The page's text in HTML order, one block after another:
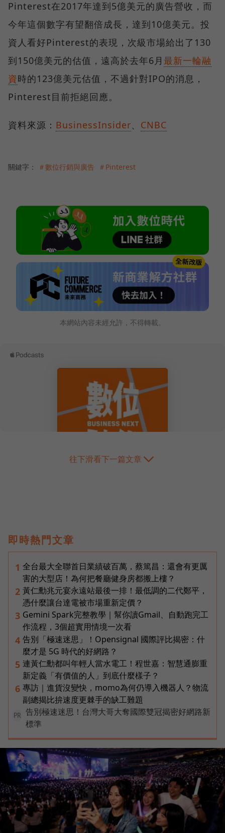
Pinterest在2017年達到5億美元的廣告營收，而
今年這個數字有望翻倍成長，達到10億美元。投
資人看好Pinterest的表現，次級市場給出了130
到150億美元的估值，遠高於去年6月 最新一輪融
資時的123億美元估值，不過針對IPO的消息，
Pinterest目前拒絕回應。
資料來源： BusinessInsider CNBC
關鍵字： ＃數位行銷與廣告 ＃Pinterest
本網站內容未經允許，不得轉載。
往下滑看下一篇文章
即時熱門文章
1 全台最大全聯首日業績破百萬，蔡篤昌：還會有更厲
害的大型店！為何把餐廳健身房都搬上樓？
2 黃仁勳兆元宴永遠站最後一排！最低調的二代鄭平，
憑什麼讓台達電被市場重新定價？
3 Gemini Spark完整教學｜幫你讀Gmail、自動跑完工
作流程，3個超實用情境一次看
4 告別「極速迷思」！Opensignal 國際評比揭密：什
麼才是 5G 時代的好網路？
5 連黃仁勳都叫年輕人當水電工！程世嘉：智慧通膨重
新定義「有價值的人」到底什麼樣子？
6 專訪｜進貨沒變快，momo為何仍導入機器人？物流
副總揭比拚速度更棘手的缺工難題
PR
告別極速迷思！台灣大哥大奪國際雙冠揭密好網路新
標準